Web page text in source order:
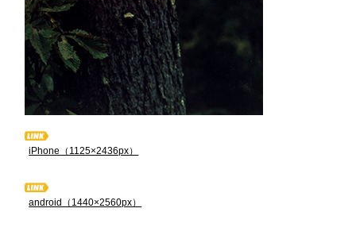
iPhone（1125×2436px）
android（1440×2560px）